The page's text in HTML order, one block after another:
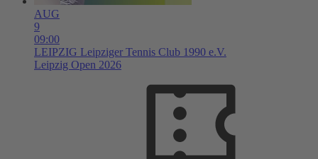
AUG
9
09:00
LEIPZIG Leipziger Tennis Club 1990 e.V.
Leipzig Open 2026